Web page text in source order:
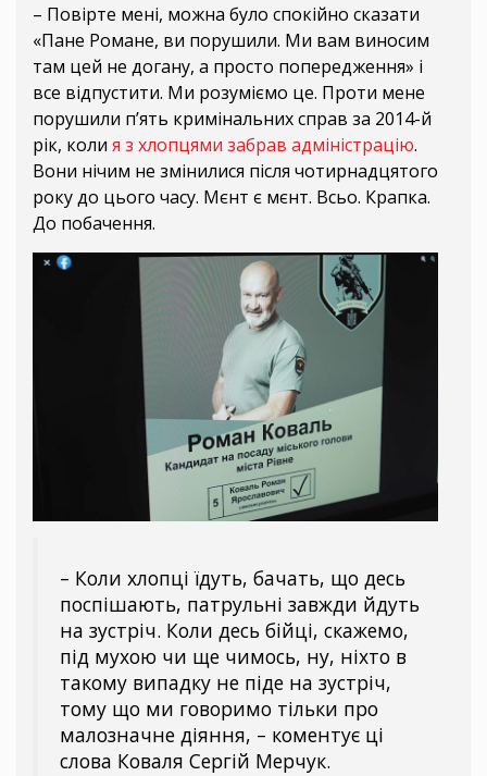
– Повірте мені, можна було спокійно сказати
«Пане Романе, ви порушили. Ми вам виносим
там цей не догану, а просто попередження» і
все відпустити. Ми розуміємо це. Проти мене
порушили п’ять кримінальних справ за 2014-й
рік, коли я з хлопцями забрав адміністрацію.
Вони нічим не змінилися після чотирнадцятого
року до цього часу. Мєнт є мєнт. Всьо. Крапка.
До побачення.
– Коли хлопці їдуть, бачать, що десь
поспішають, патрульні завжди йдуть
на зустріч. Коли десь бійці, скажемо,
під мухою чи ще чимось, ну, ніхто в
такому випадку не піде на зустріч,
тому що ми говоримо тільки про
малозначне діяння, – коментує ці
слова Коваля Сергій Мерчук.